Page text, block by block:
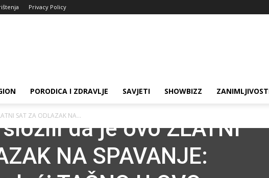
Privacy Policy
PORODICA I ZDRAVLJE SAVJETI SHOWBIZZ
SAT ZA ODLAZAK NA...da je ovo ZLATNI
NA SPAVANJE: